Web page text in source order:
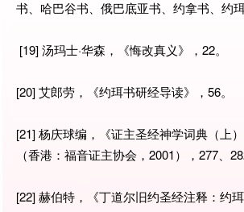
书、哈巴谷书、俄巴底亚书、约拿书、约珥
[19] 汤玛士·华森，《悔改真义》，22。
[20] 艾郎劳，《约珥书研经导读》，56。
[21] 杨庆球编，《证主圣经神学词典（上
（香港：福音证主协会，2001），277、
[22] 赫伯特，《丁道尔旧约圣经注释：约